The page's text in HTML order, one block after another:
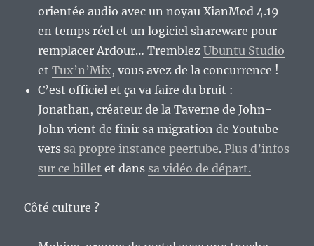
orientée audio avec un noyau XianMod 4.19
en temps réel et un logiciel shareware pour
remplacer Ardour… TremblezUbuntu Studio
etTux’n’Mix, vous avez de la concurrence !
C’est officiel et ça va faire du bruit :
Jonathan, créateur de la Taverne de John-
John vient de finir sa migration de Youtube
vers sa propre instance peertube. Plus d’infos
sur ce billet et dans sa vidéo de départ.
Côté culture ?